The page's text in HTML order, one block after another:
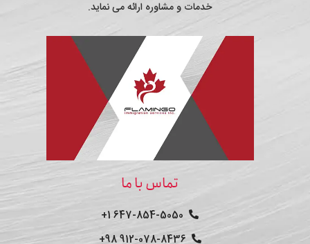
خدمات و مشاوره ارائه می نماید.
تماس با ما
647-854-5050 1+
912-078-8436 98+